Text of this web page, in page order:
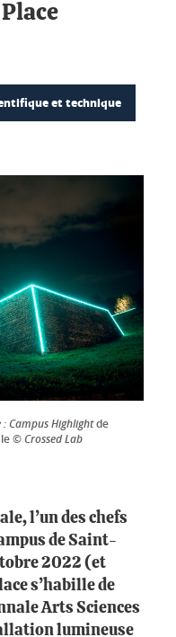
et technique
Campus Highlightde
©Crossed Lab
l’un des chefs
de Saint-
2022 (et
s’habille de
Arts Sciences
lumineuse